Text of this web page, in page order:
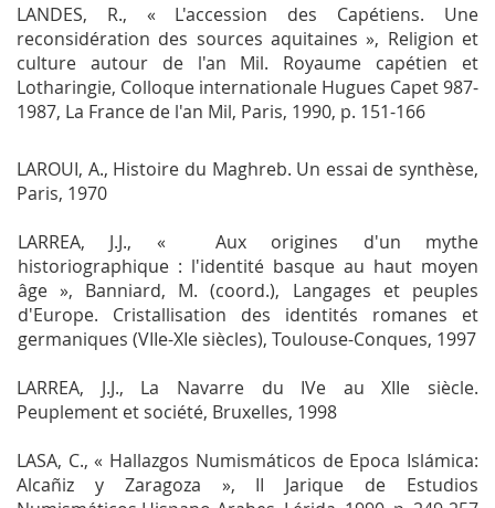
LANDES, R., « L'accession des Capétiens. Une
reconsidération des sources aquitaines », Religion et
culture autour de l'an Mil. Royaume capétien et
Lotharingie, Colloque internationale Hugues Capet 987-
1987, La France de l'an Mil, Paris, 1990, p. 151-166
LAROUI, A., Histoire du Maghreb. Un essai de synthèse,
Paris, 1970
LARREA, J.J., « Aux origines d'un mythe
historiographique : l'identité basque au haut moyen
âge », Banniard, M. (coord.), Langages et peuples
d'Europe. Cristallisation des identités romanes et
germaniques (VIIe-XIe siècles), Toulouse-Conques, 1997
LARREA, J.J., La Navarre du IVe au XIIe siècle.
Peuplement et société, Bruxelles, 1998
LASA, C., « Hallazgos Numismáticos de Epoca Islámica:
Alcañiz y Zaragoza », II Jarique de Estudios